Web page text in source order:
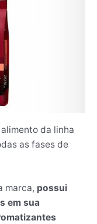
da linha
as fases de
marca, possui
em sua